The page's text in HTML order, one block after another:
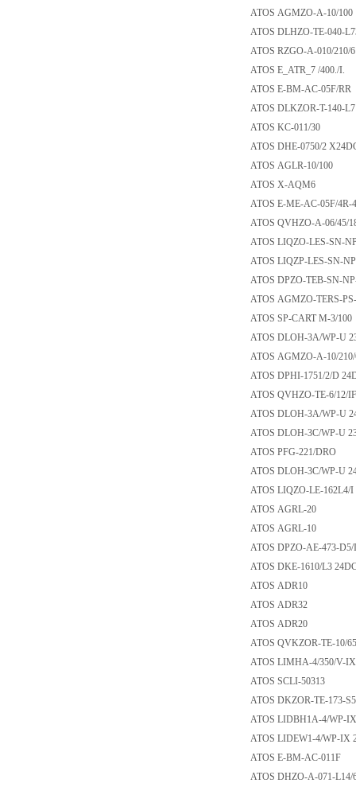
ATOS AGMZO-A-
ATOS DLHZO-TE-
ATOS RZGO-A-
ATOS E_ATR_7 /
ATOS E-BM-AC-
ATOS DLKZOR-T-
ATOS KC-011/30
ATOS DHE-0750/2
ATOS AGLR-10/
ATOS X-AQM6
ATOS E-ME-AC-
ATOS QVHZO-A-
ATOS LIQZO-LES-
ATOS LIQZP-LES-
ATOS DPZO-TEB-
ATOS AGMZO-
ATOS SP-CART M-
ATOS DLOH-3A/
ATOS AGMZO-A-
ATOS DPHI-1751/2/
ATOS QVHZO-TE-
ATOS DLOH-3A/
ATOS DLOH-3C/
ATOS PFG-221/
ATOS DLOH-3C/
ATOS LIQZO-LE-
ATOS AGRL-20
ATOS AGRL-10
ATOS DPZO-AE-
ATOS DKE-1610/L3
ATOS ADR10
ATOS ADR32
ATOS ADR20
ATOS QVKZOR-
ATOS LIMHA-4/
ATOS SCLI-50313
ATOS DKZOR-TE-
ATOS LIDBH1A-4/
ATOS LIDEW1-4/
ATOS E-BM-AC-
ATOS DHZO-A-